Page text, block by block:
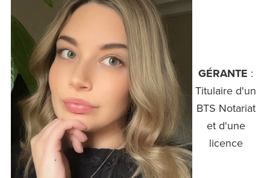
GÉRANTE :
Titulaire d'un
BTS Notariat
et d'une
licence